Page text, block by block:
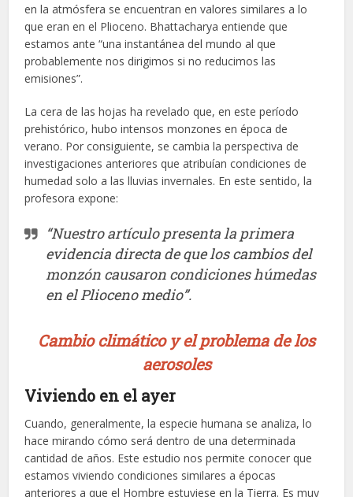
en la atmósfera se encuentran en valores similares a lo
que eran en el Plioceno. Bhattacharya entiende que
estamos ante “una instantánea del mundo al que
probablemente nos dirigimos si no reducimos las
emisiones”.
La cera de las hojas ha revelado que, en este período
prehistórico, hubo intensos monzones en época de
verano. Por consiguiente, se cambia la perspectiva de
investigaciones anteriores que atribuían condiciones de
humedad solo a las lluvias invernales. En este sentido, la
profesora expone:
“Nuestro artículo presenta la primera
evidencia directa de que los cambios del
monzón causaron condiciones húmedas
en el Plioceno medio”.
Cambio climático y el problema de los
aerosoles
Viviendo en el ayer
Cuando, generalmente, la especie humana se analiza, lo
hace mirando cómo será dentro de una determinada
cantidad de años. Este estudio nos permite conocer que
estamos viviendo condiciones similares a épocas
anteriores a que el Hombre estuviese en la Tierra. Es muy